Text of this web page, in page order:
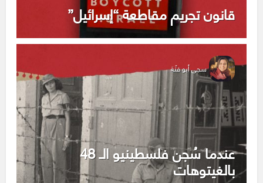
قانون تجريم مقاطعة “إسرائيل”
سجى أبو فنّة
عندما سُجن فلسطينيو الـ 48
بالغيتوهات